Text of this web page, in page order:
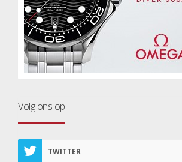
Volg ons op
TWITTER